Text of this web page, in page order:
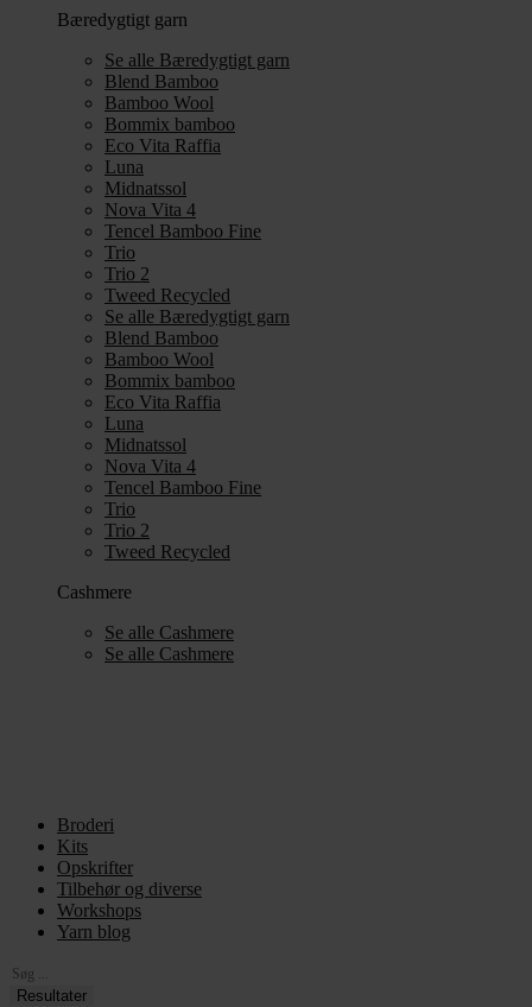
Bæredygtigt garn
Se alle Bæredygtigt garn
Blend Bamboo
Bamboo Wool
Bommix bamboo
Eco Vita Raffia
Luna
Midnatssol
Nova Vita 4
Tencel Bamboo Fine
Trio
Trio 2
Tweed Recycled
Se alle Bæredygtigt garn
Blend Bamboo
Bamboo Wool
Bommix bamboo
Eco Vita Raffia
Luna
Midnatssol
Nova Vita 4
Tencel Bamboo Fine
Trio
Trio 2
Tweed Recycled
Cashmere
Se alle Cashmere
Se alle Cashmere
Broderi
Kits
Opskrifter
Tilbehør og diverse
Workshops
Yarn blog
Search
...Resultater